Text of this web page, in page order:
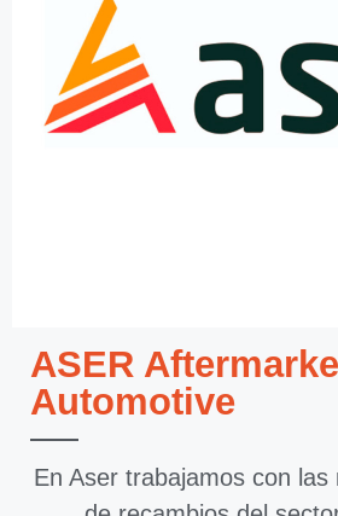
ASER
Automotive
En Aser trabajamos con